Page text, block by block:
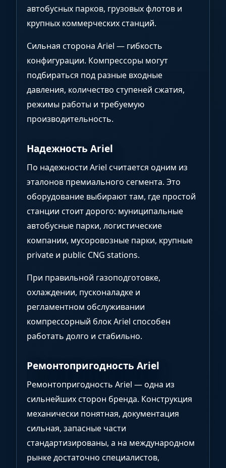
автобусных парков, грузовых флотов и
крупных коммерческих станций.
Сильная сторона Ariel — гибкость
конфигурации. Компрессоры могут
подбираться под разные входные
давления, количество ступеней сжатия,
режимы работы и требуемую
производительность.
Надежность Ariel
По надежности Ariel считается одним из
эталонов премиального сегмента. Это
оборудование выбирают там, где простой
станции стоит дорого: муниципальные
автобусные парки, логистические
компании, мусоровозные парки, крупные
private и public CNG stations.
При правильной газоподготовке,
охлаждении, пусконаладке и
регламентном обслуживании
компрессорный блок Ariel способен
работать долго и стабильно.
Ремонтопригодность Ariel
Ремонтопригодность Ariel — одна из
сильнейших сторон бренда. Конструкция
механически понятная, документация
сильная, запасные части
стандартизированы, а на международном
рынке достаточно специалистов,